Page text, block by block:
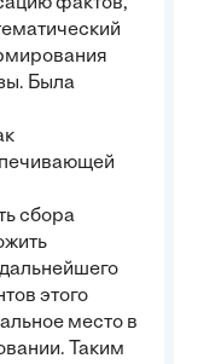
Была
сбора
этого
место в
Таким